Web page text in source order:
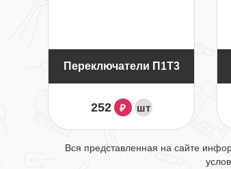
Переключатели П1Т3
252 ₽ шт
Вся представленная на сайте